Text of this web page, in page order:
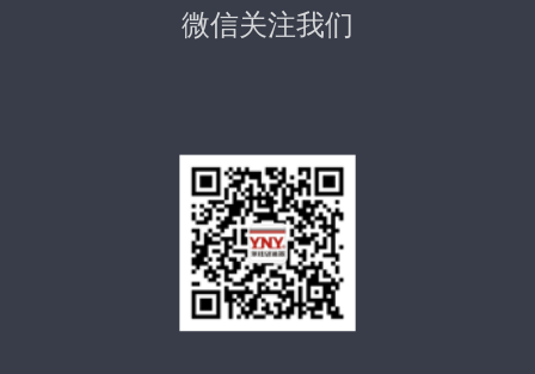
微信关注我们